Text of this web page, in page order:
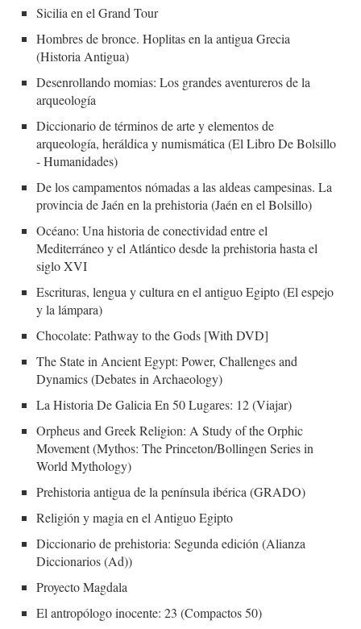
Sicilia en el Grand Tour
Hombres de bronce. Hoplitas en la antigua Grecia
(Historia Antigua)
Desenrollando momias: Los grandes aventureros de la
arqueología
Diccionario de términos de arte y elementos de
arqueología, heráldica y numismática (El Libro De Bolsillo
- Humanidades)
De los campamentos nómadas a las aldeas campesinas. La
provincia de Jaén en la prehistoria (Jaén en el Bolsillo)
Océano: Una historia de conectividad entre el
Mediterráneo y el Atlántico desde la prehistoria hasta el
siglo XVI
Escrituras, lengua y cultura en el antiguo Egipto (El espejo
y la lámpara)
Chocolate: Pathway to the Gods [With DVD]
The State in Ancient Egypt: Power, Challenges and
Dynamics (Debates in Archaeology)
La Historia De Galicia En 50 Lugares: 12 (Viajar)
Orpheus and Greek Religion: A Study of the Orphic
Movement (Mythos: The Princeton/Bollingen Series in
World Mythology)
Prehistoria antigua de la península ibérica (GRADO)
Religión y magia en el Antiguo Egipto
Diccionario de prehistoria: Segunda edición (Alianza
Diccionarios (Ad))
Proyecto Magdala
El antropólogo inocente: 23 (Compactos 50)